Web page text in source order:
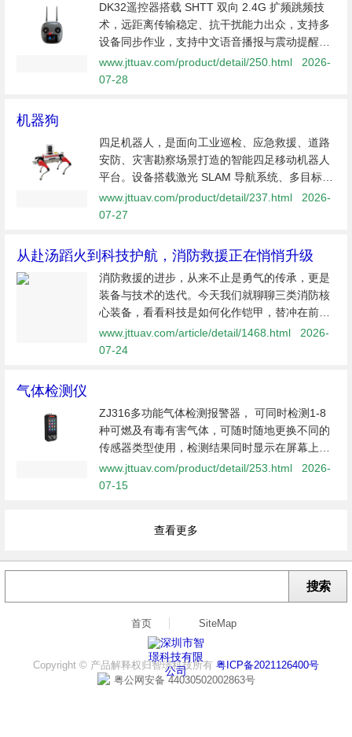
DK32遥控器搭载 SHTT 双向 2.4G 扩频跳频技
术，远距离传输稳定、抗干扰能力出众，支持多
设备同步作业，支持中文语音播报与震动提醒。
具备 16 通道高速操控能力，适配无人机、车
船、机器人等多种装备，内置丰富混控、模型存
www.jttuav.com/product/detail/250.html
2026-
07-28
机器狗
四足机器人，是面向工业巡检、应急救援、道路
安防、灾害勘察场景打造的智能四足移动机器人
平台。设备搭载激光 SLAM 导航系统、多目标物
体识别算法，支持自主路线规划、自动巡检、智
能识别预警，可完成车牌识别、禁区入侵监测、
www.jttuav.com/product/detail/237.html
2026-
07-27
从赴汤蹈火到科技护航，消防救援正在悄悄升级
消防救援的进步，从来不止是勇气的传承，更是
装备与技术的迭代。今天我们就聊聊三类消防核
心装备，看看科技是如何化作铠甲，替冲在前线
的人，多挡一分风险。
www.jttuav.com/article/detail/1468.html
2026-
07-24
气体检测仪
ZJ316多功能气体检测报警器， 可同时检测1-8
种可燃及有毒有害气体，可随时随地更换不同的
传感器类型使用，检测结果同时显示在屏幕上。
采用模组式传感器元件，可随时随地更换。适用
于化工、制药、市政、水处理、电信、考古、实
www.jttuav.com/product/detail/253.html
2026-
07-15
查看更多
搜索
首页 SiteMap
Copyright © 产品解释权归智璟科技所有 粤ICP备2021126400号
粤公网安备 44030502002863号